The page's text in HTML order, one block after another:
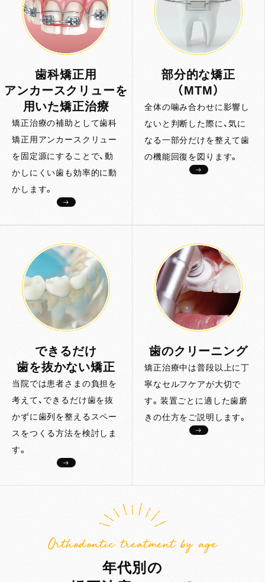
歯科矯正用
アンカースクリューを
用いた矯正治療
矯正治療の補助として歯科
矯正用アンカースクリュー
を固定源にすることで、動
かしにくい歯も効率的に動
かします。
部分的な矯正
（MTM）
全体の噛み合わせに影響し
ないと判断した際に、気に
なる一部分だけを整えて歯
の機能回復を図ります。
できるだけ
歯を抜かない矯正
当院では患者さまの負担を
考えて、できるだけ歯を抜
かずに歯列を整えるスペー
スをつくる方法を検討しま
す。
歯のクリーニング
矯正治療中は普段以上に丁
寧なセルフケアが大切で
す。装置ごとに適した歯磨
きの仕方をご説明します。
Orthodontic treatment by age
年代別の